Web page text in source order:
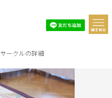
サークルの詳細